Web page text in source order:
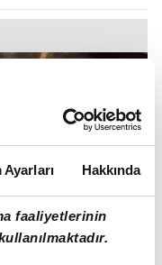
Ayarları Hakkında
faaliyetlerinin